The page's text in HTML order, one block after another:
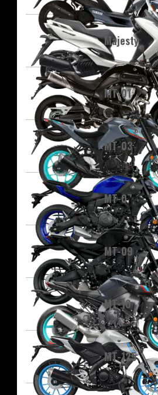
Majesty
MT-01
MT-03
MT-07
MT-09
MT-10
MT-125